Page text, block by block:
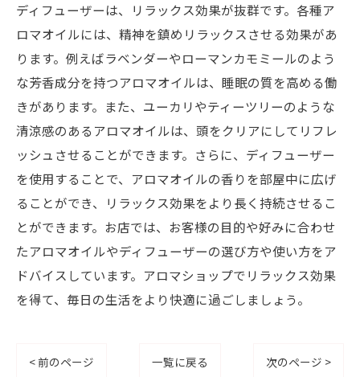
ディフューザーは、リラックス効果が抜群です。各種ア
ロマオイルには、精神を鎮めリラックスさせる効果があ
ります。例えばラベンダーやローマンカモミールのよう
な芳香成分を持つアロマオイルは、睡眠の質を高める働
きがあります。また、ユーカリやティーツリーのような
清涼感のあるアロマオイルは、頭をクリアにしてリフレ
ッシュさせることができます。さらに、ディフューザー
を使用することで、アロマオイルの香りを部屋中に広げ
ることができ、リラックス効果をより長く持続させるこ
とができます。お店では、お客様の目的や好みに合わせ
たアロマオイルやディフューザーの選び方や使い方をア
ドバイスしています。アロマショップでリラックス効果
を得て、毎日の生活をより快適に過ごしましょう。
< 前のページ 一覧に戻る 次のページ >